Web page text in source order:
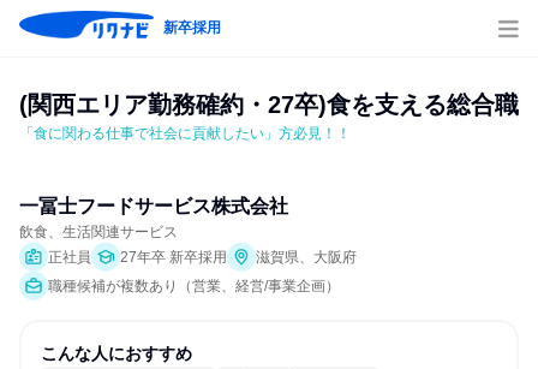
新卒採用
(関西エリア勤務確約・27卒)食を支える総合職
「⾷に関わる仕事で社会に貢献したい」方必見！！
一冨士フードサービス株式会社
飲食、生活関連サービス
正社員
27年卒 新卒採用
滋賀県、大阪府
職種候補が複数あり（営業、経営/事業企画）
こんな人におすすめ